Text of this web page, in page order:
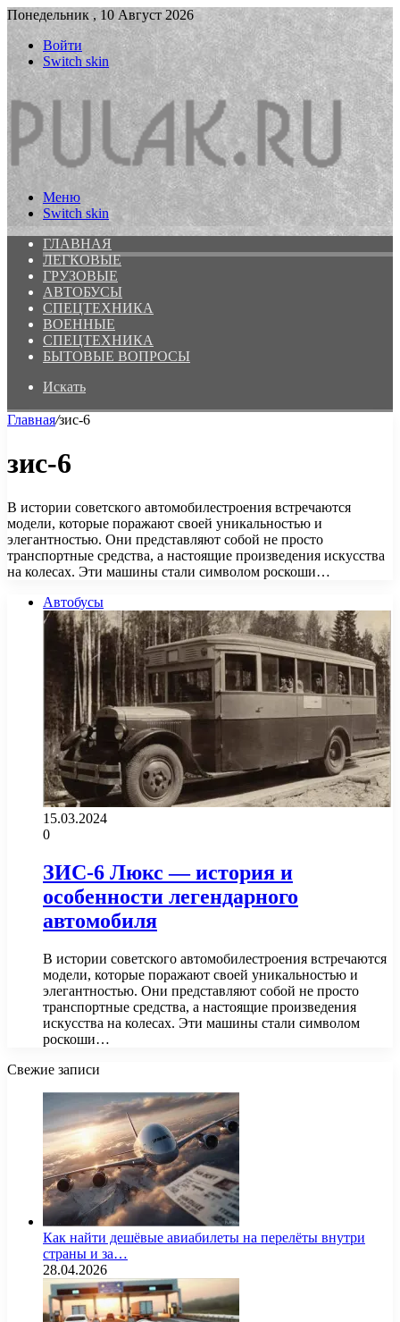
Понедельник , 10 Август 2026
Войти
Switch skin
Меню
Switch skin
ГЛАВНАЯ
ЛЕГКОВЫЕ
ГРУЗОВЫЕ
АВТОБУСЫ
СПЕЦТЕХНИКА
ВОЕННЫЕ
СПЕЦТЕХНИКА
БЫТОВЫЕ ВОПРОСЫ
Искать
Главная/зис-6
зис-6
В истории советского автомобилестроения встречаются
модели, которые поражают своей уникальностью и
элегантностью. Они представляют собой не просто
транспортные средства, а настоящие произведения искусства
на колесах. Эти машины стали символом роскоши…
Автобусы
15.03.2024
0
ЗИС-6 Люкс — история и
особенности легендарного
автомобиля
В истории советского автомобилестроения встречаются
модели, которые поражают своей уникальностью и
элегантностью. Они представляют собой не просто
транспортные средства, а настоящие произведения
искусства на колесах. Эти машины стали символом
роскоши…
Свежие записи
Как найти дешёвые авиабилеты на перелёты внутри
страны и за…
28.04.2026